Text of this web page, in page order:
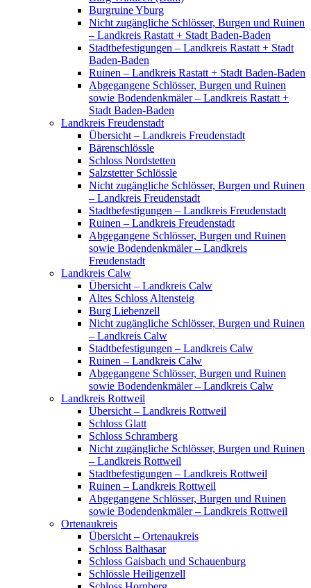
Burgruine Yburg
Nicht zugängliche Schlösser, Burgen und Ruinen
– Landkreis Rastatt + Stadt Baden-Baden
Stadtbefestigungen – Landkreis Rastatt + Stadt
Baden-Baden
Ruinen – Landkreis Rastatt + Stadt Baden-Baden
Abgegangene Schlösser, Burgen und Ruinen
sowie Bodendenkmäler – Landkreis Rastatt +
Stadt Baden-Baden
Landkreis Freudenstadt
Übersicht – Landkreis Freudenstadt
Bärenschlössle
Schloss Nordstetten
Salzstetter Schlössle
Nicht zugängliche Schlösser, Burgen und Ruinen
– Landkreis Freudenstadt
Stadtbefestigungen – Landkreis Freudenstadt
Ruinen – Landkreis Freudenstadt
Abgegangene Schlösser, Burgen und Ruinen
sowie Bodendenkmäler – Landkreis
Freudenstadt
Landkreis Calw
Übersicht – Landkreis Calw
Altes Schloss Altensteig
Burg Liebenzell
Nicht zugängliche Schlösser, Burgen und Ruinen
– Landkreis Calw
Stadtbefestigungen – Landkreis Calw
Ruinen – Landkreis Calw
Abgegangene Schlösser, Burgen und Ruinen
sowie Bodendenkmäler – Landkreis Calw
Landkreis Rottweil
Übersicht – Landkreis Rottweil
Schloss Glatt
Schloss Schramberg
Nicht zugängliche Schlösser, Burgen und Ruinen
– Landkreis Rottweil
Stadtbefestigungen – Landkreis Rottweil
Ruinen – Landkreis Rottweil
Abgegangene Schlösser, Burgen und Ruinen
sowie Bodendenkmäler – Landkreis Rottweil
Ortenaukreis
Übersicht – Ortenaukreis
Schloss Balthasar
Schloss Gaisbach und Schauenburg
Schlössle Heiligenzell